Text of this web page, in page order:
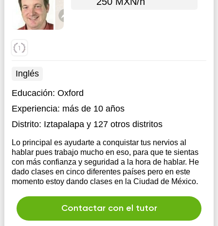
Inglés
Educación: Oxford
Experiencia: más de 10 años
Distrito: Iztapalapay 127 otros distritos
Lo principal es ayudarte a conquistar tus nervios al
hablar pues trabajo mucho en eso, para que te sientas
con más confianza y seguridad a la hora de hablar. He
dado clases en cinco diferentes países pero en este
momento estoy dando clases en la Ciudad de México.
Contactar con el tutor